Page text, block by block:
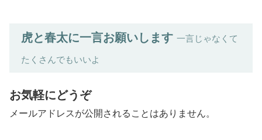
虎と春太に一言お願いします 一言じゃなくて
たくさんでもいいよ
お気軽にどうぞ
メールアドレスが公開されることはありません。